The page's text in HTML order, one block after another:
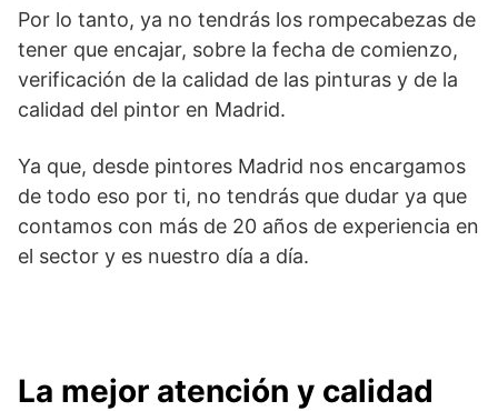
Por lo tanto, ya no tendrás los rompecabezas de
tener que encajar, sobre la fecha de comienzo,
verificación de la calidad de las pinturas y de la
calidad del pintor en Madrid.
Ya que, desde pintores Madrid nos encargamos
de todo eso por ti, no tendrás que dudar ya que
contamos con más de 20 años de experiencia en
el sector y es nuestro día a día.
La mejor atención y calidad